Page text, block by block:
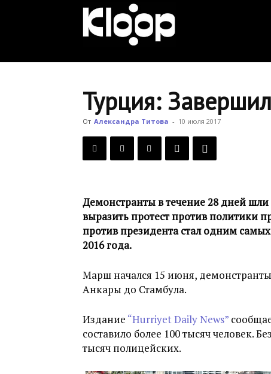
Новости
Турция:
От Александра Титова - 10 июля 2017
Демонстранты в течение 28 дней
выразить протест против политики
против президента стал одним
2016 года.
Марш начался 15 июня,
Анкары до Стамбула.
Издание “Hurriyet Daily News”
составило более 100 тысяч человек.
тысяч полицейских.